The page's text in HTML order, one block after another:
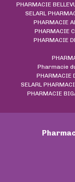
PHARMACIE
SELARL
PHARMACIE
PHARMACIE
PHARMACIE
Pharmacie
PHARMACIE
SELARL
PHARMACIE